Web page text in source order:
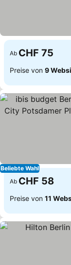
Ab CHF 75
Preise von 9
Beliebte Wahl
Ab CHF 58
Preise von 11